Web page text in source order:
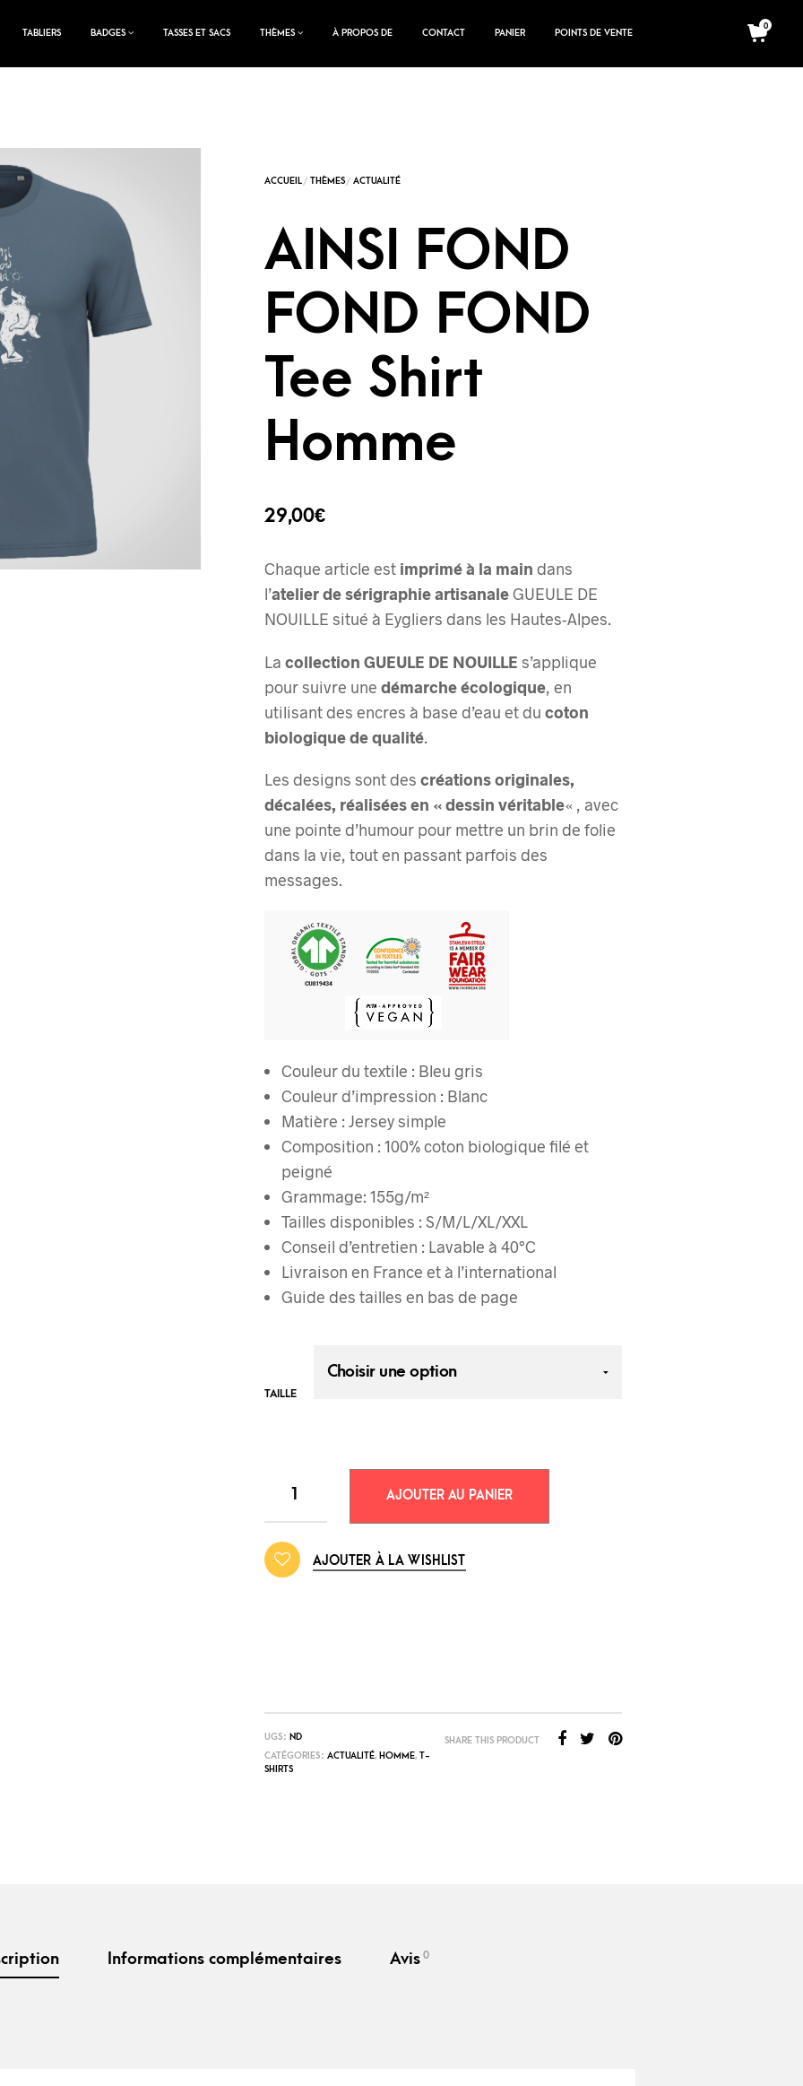
TABLIERS BADGES TASSES ET SACS THÈMES À PROPOS DE CONTACT PANIER POINTS DE VENTE
0
AINSI FOND
FOND FOND
Tee Shirt
Homme
29,00€
Chaque article est imprimé à la main dans
l’atelier de sérigraphie artisanaleGUEULE DE
NOUILLE situé à Eygliers dans les Hautes-Alpes.
La collection GUEULE DE NOUILLE s’applique
pour suivre une démarche écologique, en
utilisant des encres à base d’eau et du coton
biologique de qualité.
Les designs sont des créations originales,
décalées, réalisées en « dessin véritable« , avec
une pointe d’humour pour mettre un brin de folie
dans la vie, tout en passant parfois des
messages.
Couleur du textile : Bleu gris
Couleur d’impression : Blanc
Matière : Jersey simple
Composition : 100% coton biologique filé et
peigné
Grammage:155g/m²
Tailles disponibles : S/M/L/XL/XXL
Conseil d’entretien : Lavable à 40°C
Livraison en France et à l’international
Guide des tailles en bas de page
TAILLE
AJOUTER AU PANIER
AJOUTER À LA WISHLIST
UGS : ND
CATÉGORIES : ACTUALITÉ, HOMME, T-
SHIRTS
SHARE THIS PRODUCT
Informations complémentaires Avis 0